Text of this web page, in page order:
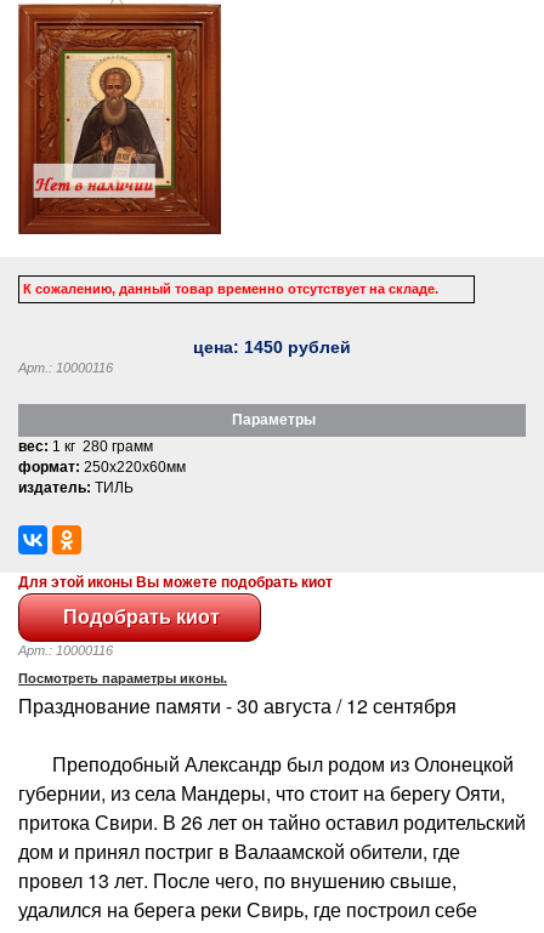
К сожалению, данный товар временно отсутствует на складе.
цена: 1450 рублей
Арт.: 10000116
Параметры
вес: 1 кг 280 грамм
формат: 250x220x60мм
издатель: ТИЛЬ
Для этой иконы Вы можете подобрать киот
Арт.: 10000116
Посмотреть параметры иконы.
Празднование памяти - 30 августа / 12 сентября
Преподобный Александр был родом из Олонецкой
губернии, из села Мандеры, что стоит на берегу Ояти,
притока Свири. В 26 лет он тайно оставил родительский
дом и принял постриг в Валаамской обители, где
провел 13 лет. После чего, по внушению свыше,
удалился на берега реки Свирь, где построил себе